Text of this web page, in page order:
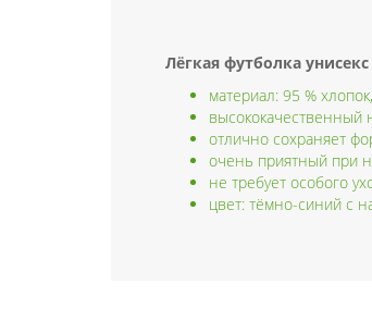
Лёгкая футболка
материал: 95 %
высококачественный
отлично сохраняет
очень приятный при
не требует особого
цвет: тёмно-синий с